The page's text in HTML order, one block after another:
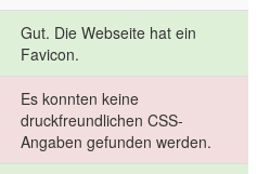
Gut. Die Webseite hat ein
Favicon.
Es konnten keine
druckfreundlichen CSS-
Angaben gefunden werden.